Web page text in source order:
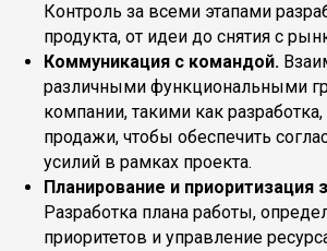
Контроль за всеми этапами
продукта, от идеи до снятия с
Коммуникация с командой.
различными функциональными
компании, такими как
продажи, чтобы обеспечить
усилий в рамках проекта.
Планирование и приоритизация
Разработка плана работы,
приоритетов и управление